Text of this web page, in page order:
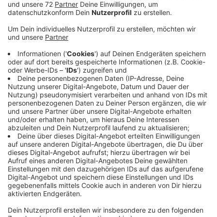
Veröffentlicht:Dienstag, 17.06.2025 08:07
Anzeige
Professor Dr. Samir Salameh von der FH Münster
startet um 9 Uhr seine dritte Marathonvorlesung.
Ganze 33 Stunden spricht er über mechanische
Verfahrenstechnik und Kreislaufwirtschaft – ein neuer
Rekord!
Nach einer 24-stündigen Vorlesung im Jahr 2023 und
30 Stunden im Jahr 2024 steigert sich Professor
Salameh dieses Jahr noch. Ab 9 Uhr gehört ihm der
Hörsaal auf dem Technologie-Campus Steinfurt. Bis
zum 18. Juni 2025 um 18 Uhr können Interessierte live
dabei sein – entweder vor Ort oder per
Wer die gesamte Vorlesung durchhält, wird mit einem